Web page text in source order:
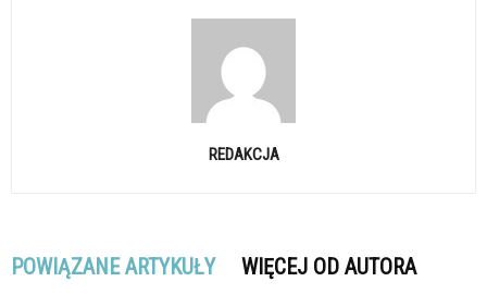
REDAKCJA
POWIĄZANE ARTYKUŁY WIĘCEJ OD AUTORA